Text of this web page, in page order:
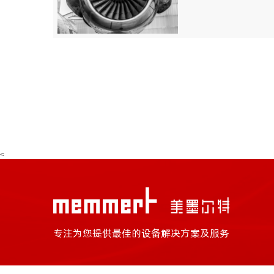
<
专注为您提供最佳的设备解决方案及服务